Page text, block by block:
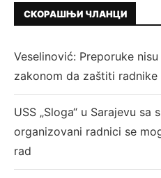
СКОРАШЊИ ЧЛАНЦИ
Veselinović: Preporuke
zakonom da zaštiti
USS „Sloga“ u Sarajevu
organizovani radnici se
rad